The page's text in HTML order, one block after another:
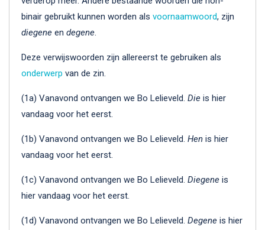
binair gebruikt kunnen worden als voornaamwoord, zijn
diegene en degene.
Deze verwijswoorden zijn allereerst te gebruiken als
onderwerp van de zin.
(1a) Vanavond ontvangen we Bo Lelieveld. Die is hier
vandaag voor het eerst.
(1b) Vanavond ontvangen we Bo Lelieveld. Hen is hier
vandaag voor het eerst.
(1c) Vanavond ontvangen we Bo Lelieveld. Diegene is
hier vandaag voor het eerst.
(1d) Vanavond ontvangen we Bo Lelieveld. Degene is hier